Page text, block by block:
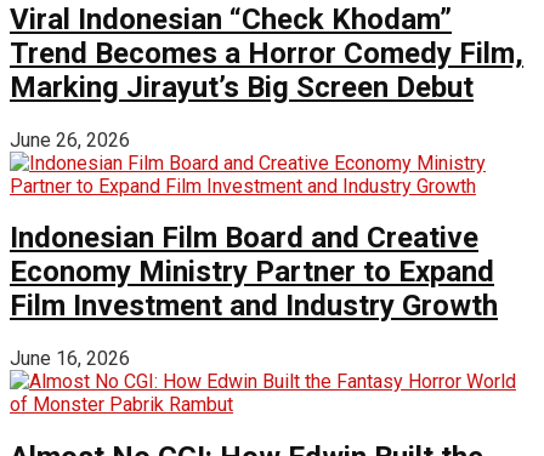
Viral Indonesian “Check Khodam”
Trend Becomes a Horror Comedy Film,
Marking Jirayut’s Big Screen Debut
June 26, 2026
Indonesian Film Board and Creative
Economy Ministry Partner to Expand
Film Investment and Industry Growth
June 16, 2026